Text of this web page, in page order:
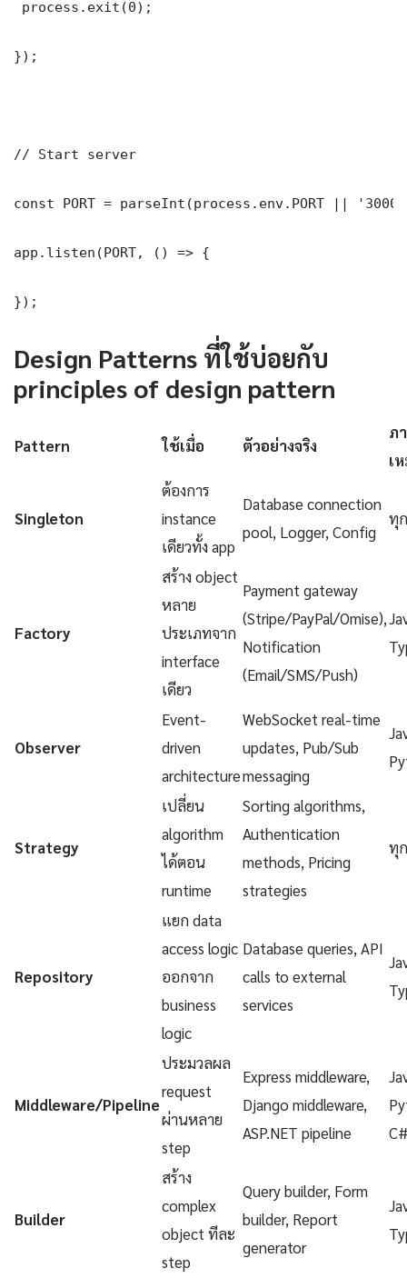
process.exit(0);
});
// Start server
const PORT = parseInt(process.env.PORT ||
app.listen(PORT, () => {
});
Design Patterns ที่ใช้บ่อยกับ
principles of design pattern
Pattern ใช้เมื่อ ตัวอย่างจริง
ภ
เ
Singleton
ต้องการ
instance
เดียวทั้ง app
Database connection
pool, Logger, Config
ทุ
Factory
สร้าง object
หลาย
ประเภทจาก
interface
เดียว
Payment gateway
(Stripe/PayPal/Omise),
Notification
(Email/SMS/Push)
Observer
Event-
driven
architecture
WebSocket real-time
updates, Pub/Sub
messaging
Strategy
เปลี่ยน
algorithm
ได้ตอน
runtime
Sorting algorithms,
Authentication
methods, Pricing
strategies
ทุ
Repository
แยก data
access logic
ออกจาก
business
logic
Database queries, API
calls to external
services
Middleware/Pipeline
ประมวลผล
request
ผ่านหลาย
step
Express middleware,
Django middleware,
ASP.NET pipeline
Builder
สร้าง
complex
object ทีละ
step
Query builder, Form
builder, Report
generator